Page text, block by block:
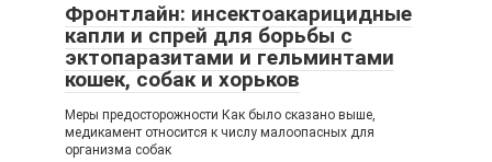
Фронтлайн: инсектоакарицидные
капли и спрей для борьбы с
эктопаразитами и гельминтами
кошек, собак и хорьков
Меры предосторожности Как было сказано выше,
медикамент относится к числу малоопасных для
организма собак